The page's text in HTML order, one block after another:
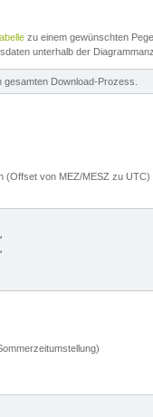
zu einem gewünschten
unterhalb der
gesamten Download-Prozess.
(Offset von MEZ/MESZ zu UTC)